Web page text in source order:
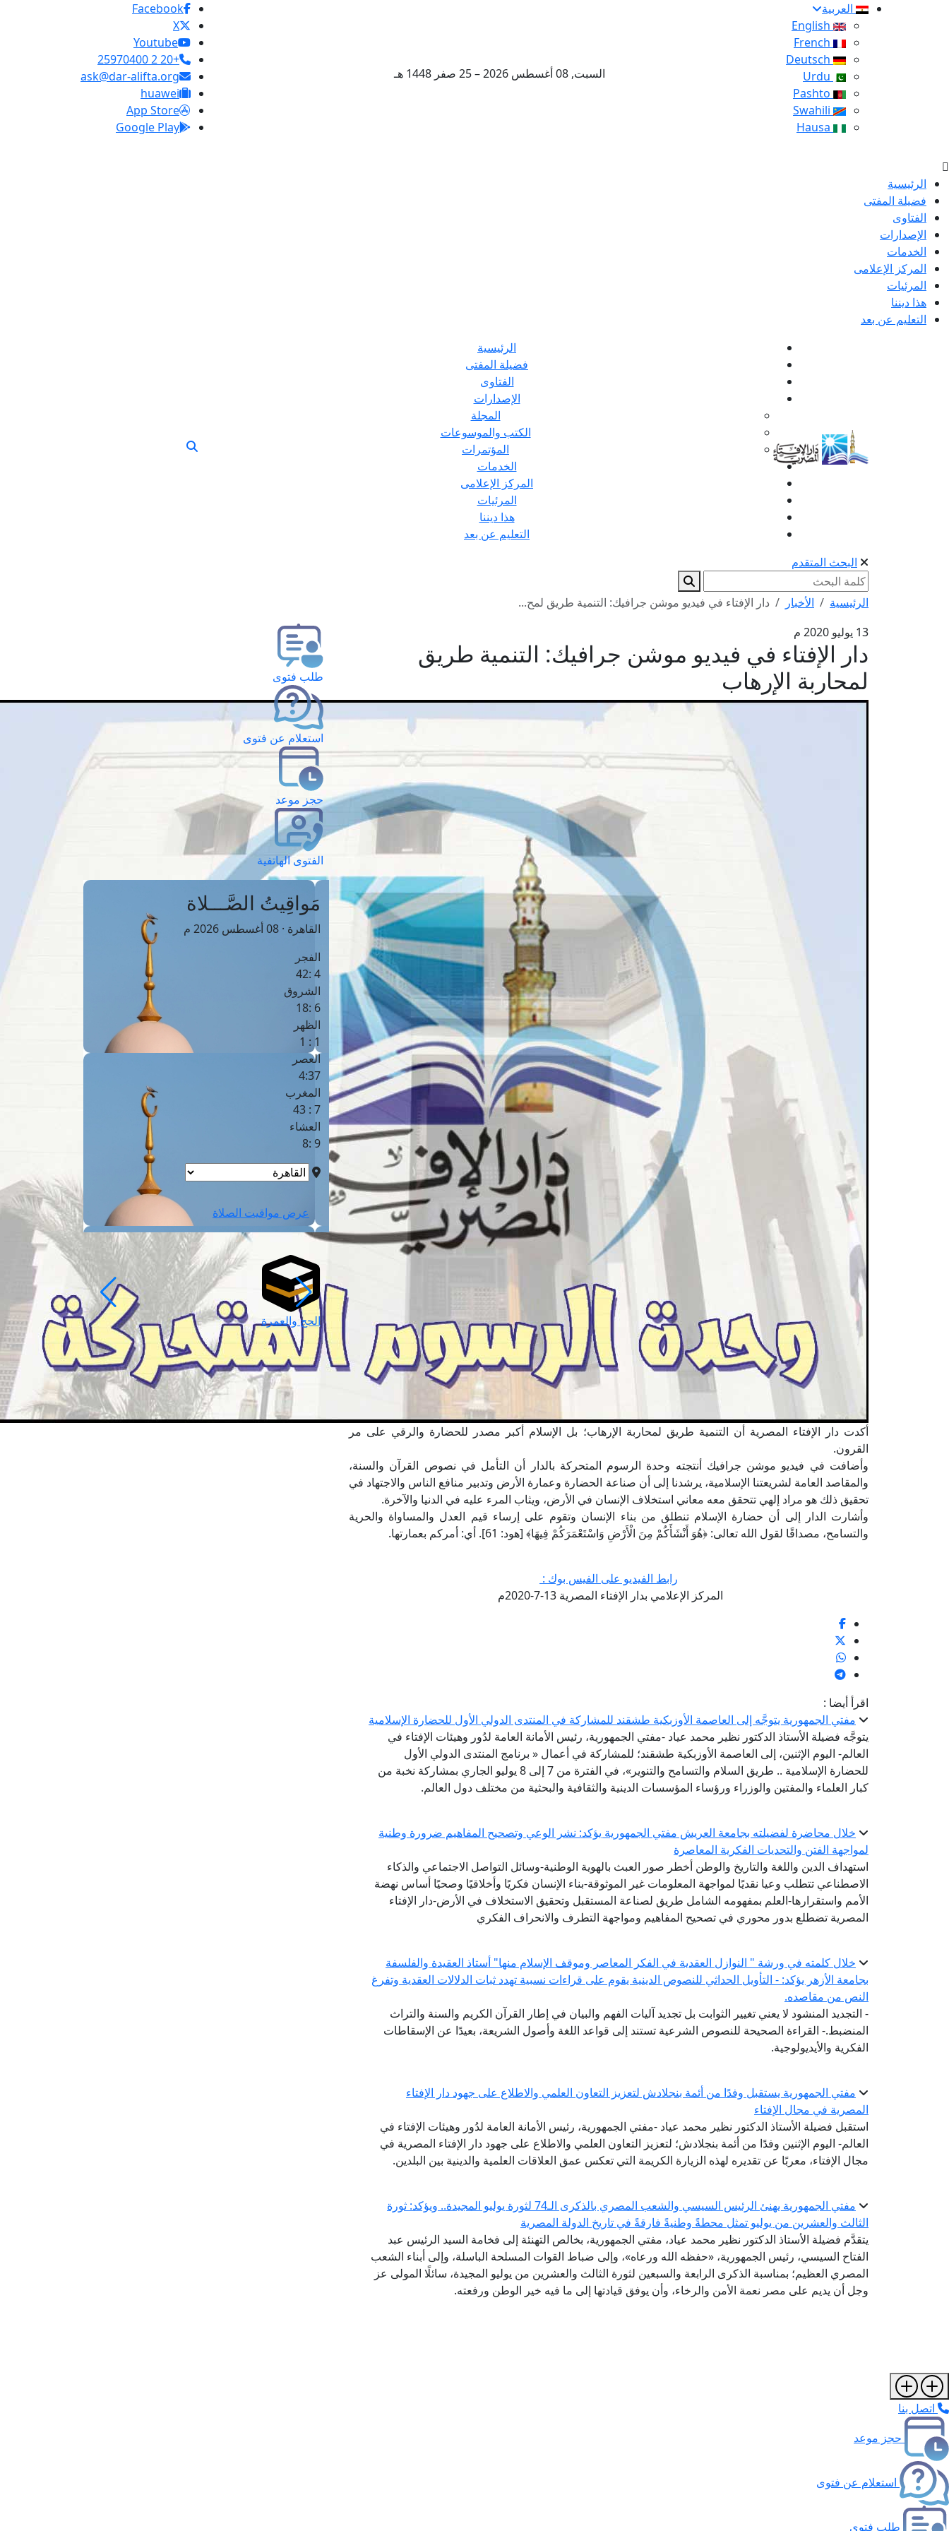
العربية
السبت, 08 أغسطس 2026 – 25 صفر 1448 هـ
Facebook
X
Youtube
+20 2 25970400
ask@dar-alifta.org
huawei
App Store
Google Play
الرئيسية
فضيلة المفتى
الفتاوى
الإصدارات
الخدمات
المركز الإعلامى
المرئيات
هذا ديننا
التعليم عن بعد
الرئيسية
فضيلة المفتى
الفتاوى
الإصدارات
المجلة
الكتب والموسوعات
المؤتمرات
الخدمات
المركز الإعلامى
المرئيات
هذا ديننا
التعليم عن بعد
البحث المتقدم
الرئيسية الأخبار
دار الإفتاء في فيديو موشن جرافيك: التنمية طريق لمح...
13 يوليو 2020 م
دار الإفتاء في فيديو موشن جرافيك: التنمية طريق
لمحاربة الإرهاب
أكدت دار الإفتاء المصرية أن التنمية طريق لمحاربة الإرهاب؛ بل الإسلام أكبر مصدر للحضارة والرقي على مر
القرون.
وأضافت في فيديو موشن جرافيك أنتجته وحدة الرسوم المتحركة بالدار أن التأمل في نصوص القرآن والسنة،
والمقاصد العامة لشريعتنا الإسلامية، يرشدنا إلى أن صناعة الحضارة وعمارة الأرض وتدبير منافع الناس والاجتهاد في
تحقيق ذلك هو مراد إلهي تتحقق معه معاني استخلاف الإنسان في الأرض، ويثاب المرء عليه في الدنيا والآخرة.
وأشارت الدار إلى أن حضارة الإسلام تنطلق من بناء الإنسان وتقوم على إرساء قيم العدل والمساواة والحرية
والتسامح، مصداقًا لقول الله تعالى: ﴿هُوَ أَنْشَأَكُمْ مِنَ الْأَرْضِ وَاسْتَعْمَرَكُمْ فِيهَا﴾ [هود: 61]. أي: أمركم بعمارتها.
رابط الفيديو على الفيس بوك :
المركز الإعلامي بدار الإفتاء المصرية 13-7-2020م
اقرأ أيضا :
مفتي الجمهورية يتوجَّه إلى العاصمة الأوزبكية طشقند للمشاركة في المنتدى الدولي الأول للحضارة الإسلامية
يتوجَّه فضيلة الأستاذ الدكتور نظير محمد عياد -مفتي الجمهورية، رئيس الأمانة العامة لدُور وهيئات الإفتاء في
العالم- اليوم الإثنين، إلى العاصمة الأوزبكية طشقند؛ للمشاركة في أعمال « برنامج المنتدى الدولي الأول
للحضارة الإسلامية .. طريق السلام والتسامح والتنوير»، في الفترة من 7 إلى 8 يوليو الجاري بمشاركة نخبة من
كبار العلماء والمفتين والوزراء ورؤساء المؤسسات الدينية والثقافية والبحثية من مختلف دول العالم.
خلال محاضرة لفضيلته بجامعة العريش مفتي الجمهورية يؤكد: نشر الوعي وتصحيح المفاهيم ضرورة وطنية
لمواجهة الفتن والتحديات الفكرية المعاصرة
استهداف الدين واللغة والتاريخ والوطن أخطر صور العبث بالهوية الوطنية-وسائل التواصل الاجتماعي والذكاء
الاصطناعي تتطلب وعيا نقديًا لمواجهة المعلومات غير الموثوقة-بناء الإنسان فكريًا وأخلاقيًا وصحيًا أساس نهضة
الأمم واستقرارها-العلم بمفهومه الشامل طريق لصناعة المستقبل وتحقيق الاستخلاف في الأرض-دار الإفتاء
المصرية تضطلع بدور محوري في تصحيح المفاهيم ومواجهة التطرف والانحراف الفكري
خلال كلمته في ورشة " النوازل العقدية في الفكر المعاصر وموقف الإسلام منها" أستاذ العقيدة والفلسفة
بجامعة الأزهر يؤكد: - التأويل الحداثي للنصوص الدينية يقوم على قراءات نسبية تهدد ثبات الدلالات العقدية وتفرغ
النص من مقاصده.
- التجديد المنشود لا يعني تغيير الثوابت بل تجديد آليات الفهم والبيان في إطار القرآن الكريم والسنة والتراث
المنضبط.- القراءة الصحيحة للنصوص الشرعية تستند إلى قواعد اللغة وأصول الشريعة، بعيدًا عن الإسقاطات
الفكرية والأيديولوجية.
مفتي الجمهورية يستقبل وفدًا من أئمة بنجلادش لتعزيز التعاون العلمي والاطلاع على جهود دار الإفتاء
المصرية في مجال الإفتاء
استقبل فضيلة الأستاذ الدكتور نظير محمد عياد -مفتي الجمهورية، رئيس الأمانة العامة لدُور وهيئات الإفتاء في
العالم- اليوم الإثنين وفدًا من أئمة بنجلادش؛ لتعزيز التعاون العلمي والاطلاع على جهود دار الإفتاء المصرية في
مجال الإفتاء، معربًا عن تقديره لهذه الزيارة الكريمة التي تعكس عمق العلاقات العلمية والدينية بين البلدين.
مفتي الجمهورية يهنئ الرئيس السيسي والشعب المصري بالذكرى الـ74 لثورة يوليو المجيدة.. ويؤكد: ثورة
الثالث والعشرين من يوليو تمثل محطةً وطنيةً فارقةً في تاريخ الدولة المصرية
يتقدَّم فضيلة الأستاذ الدكتور نظير محمد عياد، مفتي الجمهورية، بخالص التهنئة إلى فخامة السيد الرئيس عبد
الفتاح السيسي، رئيس الجمهورية، «حفظه الله ورعاه»، وإلى ضباط القوات المسلحة الباسلة، وإلى أبناء الشعب
المصري العظيم؛ بمناسبة الذكرى الرابعة والسبعين لثورة الثالث والعشرين من يوليو المجيدة، سائلًا المولى عز
وجل أن يديم على مصر نعمة الأمن والرخاء، وأن يوفق قيادتها إلى ما فيه خير الوطن ورفعته.
طلب فتوى
استعلام عن فتوى
حجز موعد
الفتوى الهاتفية
مَواقِيتُ الصَّـــلاة
القاهرة · 08 أغسطس 2026 م
الفجر
4 :42
الشروق
6 :18
الظهر
1 : 1
العصر
4:37
المغرب
7 : 43
العشاء
9 :8
عرض مواقيت الصلاة
الحج والعمرة رمضان
اتصل بنا
حجز موعد
استعلام عن فتوى
طلب فتوى